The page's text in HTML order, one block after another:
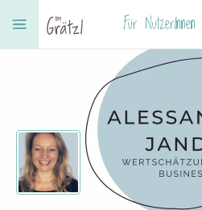
Für NutzerInnen